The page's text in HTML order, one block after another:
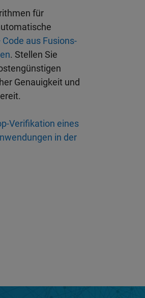
für
aus Fusions-
. Stellen Sie
Genauigkeit und
Verifikation eines
in der